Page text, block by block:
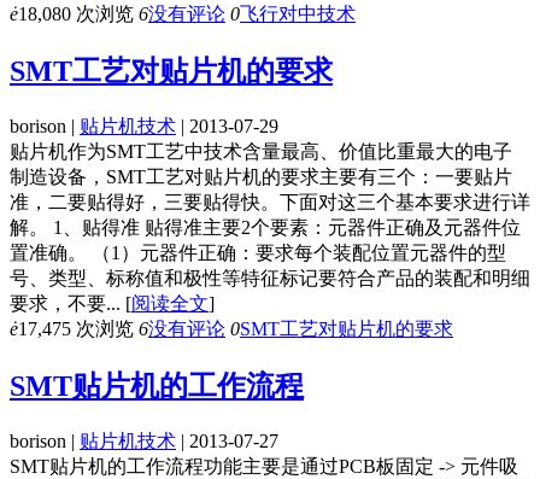
ė18,080 次浏览 6没有评论 0飞行对中技术
SMT工艺对贴片机的要求
borison | 贴片机技术 | 2013-07-29
贴片机作为SMT工艺中技术含量最高、价值比重最大的电子
制造设备，SMT工艺对贴片机的要求主要有三个：一要贴片
准，二要贴得好，三要贴得快。下面对这三个基本要求进行详
解。 1、贴得准 贴得准主要2个要素：元器件正确及元器件位
置准确。 （1）元器件正确：要求每个装配位置元器件的型
号、类型、标称值和极性等特征标记要符合产品的装配和明细
要求，不要... [阅读全文]
ė17,475 次浏览 6没有评论 0SMT工艺对贴片机的要求
SMT贴片机的工作流程
borison | 贴片机技术 | 2013-07-27
SMT贴片机的工作流程功能主要是通过PCB板固定 -> 元件吸